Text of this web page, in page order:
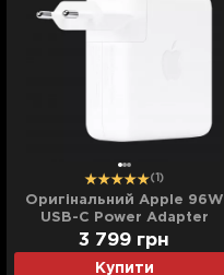
(1)
Оригінальний Apple 96W
USB-C Power Adapter
(MX0J2)
Купити
3 799 грн